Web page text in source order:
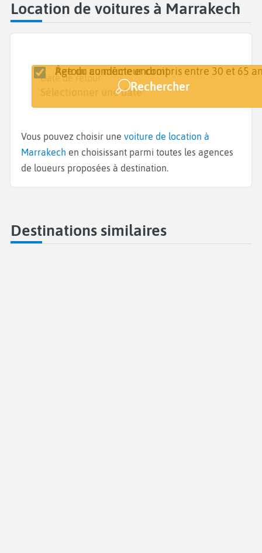
Location de voitures à Marrakech
Lieu de retrait
Date de retrait
Sélectionner une date
Date de retour
Sélectionner une date
Retour au même endroit
Âge du conducteur compris entre 30 et 65
Rechercher
Vous pouvez choisir une voiture de location à
Marrakech en choisissant parmi toutes les agences
de loueurs proposées à destination.
Destinations similaires